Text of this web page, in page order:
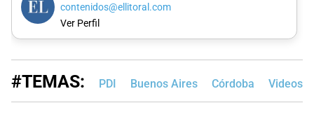
contenidos@ellitoral.com
Ver Perfil
#TEMAS: PDI Buenos Aires Córdoba Videos